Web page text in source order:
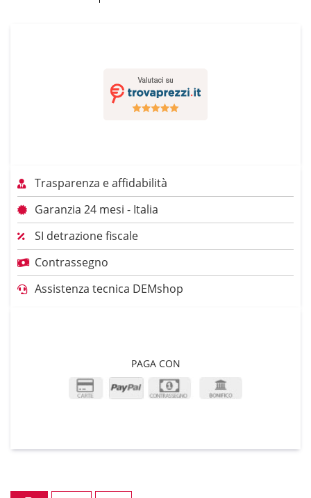
Trasparenza e affidabilità
Garanzia 24 mesi - Italia
SI detrazione fiscale
Contrassegno
Assistenza tecnica DEMshop
PAGA CON